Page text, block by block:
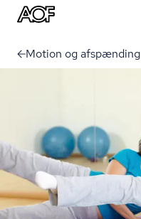
Motion og afspænding